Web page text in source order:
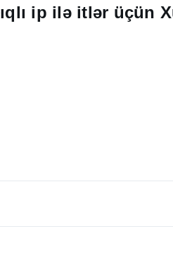
ip ilə itlər üçün